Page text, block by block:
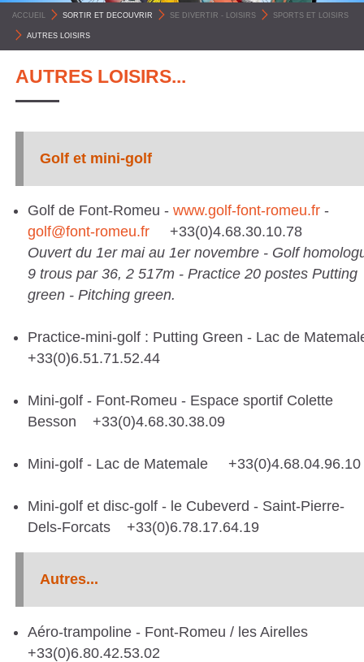
C
O
M
N
S
P
É
T
L
ACCUEIL SORTIR ET DECOUVRIR SE DIVERTIR - LOISIRS SPORTS ET LOISIRS
AUTRES LOISIRS
AUTRES LOISIRS...
Golf et mini-golf
Golf de Font-Romeu - www.golf-font-romeu.fr-
golf@font-romeu.fr+33(0)4.68.30.10.78
Ouvert du 1er mai au 1er novembre - Golf
9 trous par 36, 2 517m - Practice 20 postes Putting
green - Pitching green.
Practice-mini-golf : Putting Green - Lac de
+33(0)6.51.71.52.44
Mini-golf - Font-Romeu - Espace sportif Colette
Besson +33(0)4.68.30.38.09
Mini-golf - Lac de Matemale +33(0)4.68.04.96.10
Mini-golf et disc-golf - le Cubeverd - Saint-Pierre-
Dels-Forcats +33(0)6.78.17.64.19
Autres...
Aéro-trampoline - Font-Romeu / les Airelles
+33(0)6.80.42.53.02